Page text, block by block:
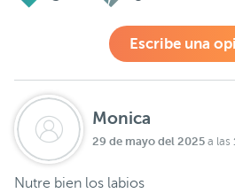
Escribe una
Monica
29 de mayo del 2025 a las
Nutre bien los labios